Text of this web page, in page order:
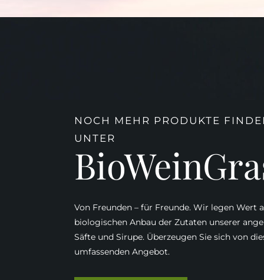
NOCH MEHR PRODUKTE
UNTER
Von Freunden – für Freunde. Wir legen Wert
biologischen Anbau der Zutaten unserer
Säfte und Sirupe. Überzeugen Sie sich von
umfassenden Angebot.